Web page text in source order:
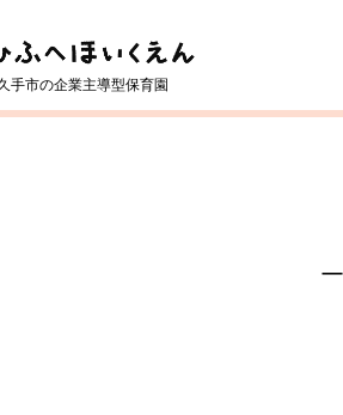
手市の企業主導型保育園